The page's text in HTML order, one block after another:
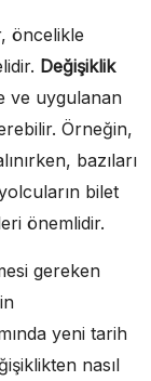
öncelikle
Değişiklik
ve uygulanan
Örneğin,
bazıları
bilet
önemlidir.
gereken
yeni tarih
nasıl